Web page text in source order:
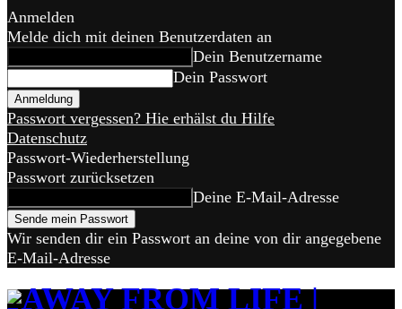
Anmelden
Melde dich mit deinen Benutzerdaten an
Dein Benutzername
Dein Passwort
Passwort vergessen? Hie erhälst du Hilfe
Datenschutz
Passwort-Wiederherstellung
Passwort zurücksetzen
Deine E-Mail-Adresse
Wir senden dir ein Passwort an deine von dir angegebene
E-Mail-Adresse